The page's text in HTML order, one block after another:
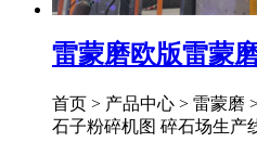
雷蒙磨欧版雷蒙
首页 > 产品中心 > 雷蒙磨
石子粉碎机图 碎石场生产